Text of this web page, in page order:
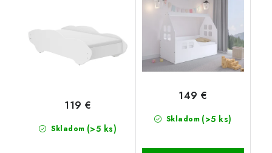
Skladom (>5 ks)
119 €
Skladom (>5 ks)
149 €